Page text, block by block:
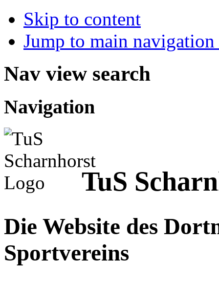
Skip to content
Jump to main
Nav view search
Navigation
TuS
Die Website des
Sportvereins